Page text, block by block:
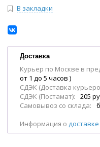
В закладки
Доставка
Курьер по Москве в
от 1 до 5 часов )
СДЭК (Доставка
СДЭК (Постамат):
205
Самовывоз со склада:
Информация о доставке